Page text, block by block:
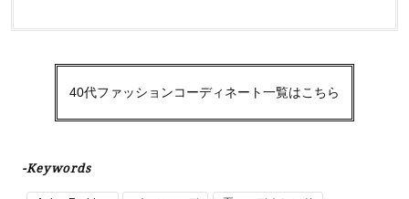
40代ファッションコーディネート一覧はこちら
-Keywords